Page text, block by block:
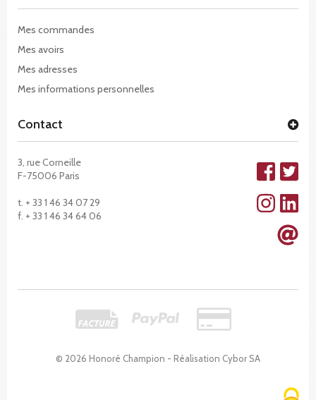
© 2026 Honoré Champion - Réalisation Cybor SA
Mes commandes
Mes avoirs
Mes adresses
Mes informations personnelles
Contact
3, rue Corneille
F-75006 Paris
t. + 33 1 46 34 07 29
f. + 33 1 46 34 64 06